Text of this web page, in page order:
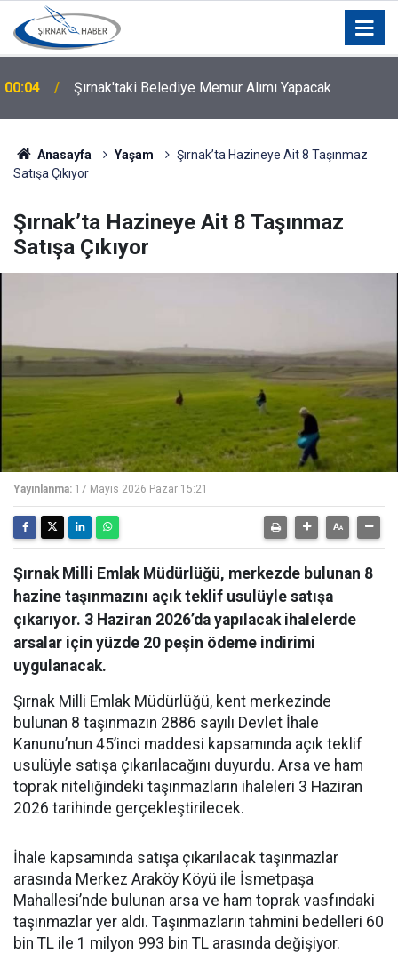
00:04 Şırnak'taki Belediye Memur Alımı Yapacak
00:03
Kim Olacak?
Anasayfa Yaşam
Şırnak’ta Hazineye Ait 8 Taşınmaz
Satışa Çıkıyor
Şırnak’ta Hazineye Ait 8 Taşınmaz
Satışa Çıkıyor
Yayınlanma: 17 Mayıs 2026 Pazar 15:21
Şırnak Milli Emlak Müdürlüğü, merkezde bulunan 8
hazine taşınmazını açık teklif usulüyle satışa
çıkarıyor. 3 Haziran 2026’da yapılacak ihalelerde
arsalar için yüzde 20 peşin ödeme indirimi
uygulanacak.
Şırnak Milli Emlak Müdürlüğü, kent merkezinde
bulunan 8 taşınmazın 2886 sayılı Devlet İhale
Kanunu’nun 45’inci maddesi kapsamında açık teklif
usulüyle satışa çıkarılacağını duyurdu. Arsa ve ham
toprak niteliğindeki taşınmazların ihaleleri 3 Haziran
2026 tarihinde gerçekleştirilecek.
İhale kapsamında satışa çıkarılacak taşınmazlar
arasında Merkez Araköy Köyü ile İsmetpaşa
Mahallesi’nde bulunan arsa ve ham toprak vasfındaki
taşınmazlar yer aldı. Taşınmazların tahmini bedelleri 60
bin TL ile 1 milyon 993 bin TL arasında değişiyor.